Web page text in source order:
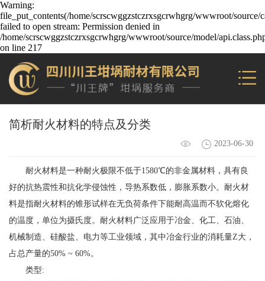
Warning:
file_put_contents(/home/scrscwggzstczrxsgcrwhgrg/wwwroot/source/
failed to open stream: Permission denied in
/home/scrscwggzstczrxsgcrwhgrg/wwwroot/source/model/
on line 217
简析耐火材料的特点及分类
2023-06-30
耐火材料是一种耐火极限不低于1580℃的非金属材料，具有良
好的抗热震性和抗化学侵蚀性，导热系数低，膨胀系数小。耐火材
料是指耐火材料的锥形试样在无负荷条件下能耐高温而不软化熔化
的温度，单位为摄氏度。耐火材料广泛应用于冶金、化工、石油、
机械制造、硅酸盐、电力等工业领域，其中冶金行业的消耗量Z大，
占总产量的50% ~ 60%。
类型: